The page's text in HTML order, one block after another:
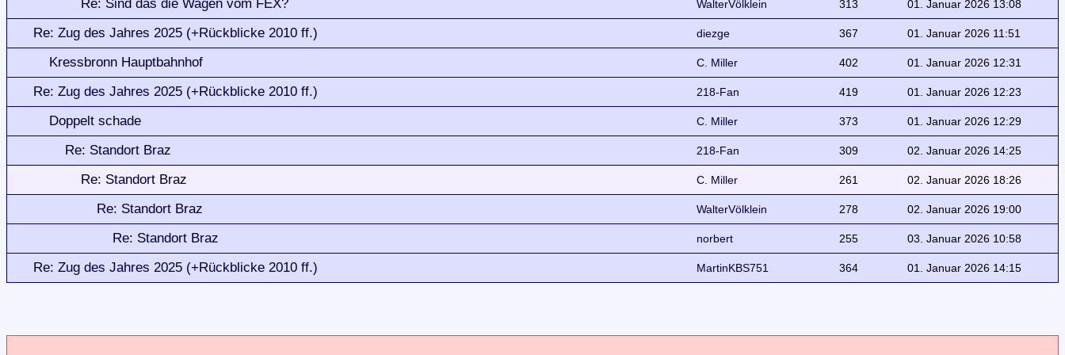
Re: Sind das die Wagen vom FEX? WalterVölklein 313 01. Januar 2026 13:08
Re: Zug des Jahres 2025 (+Rückblicke 2010 ff.) diezge 367 01. Januar 2026 11:51
Kressbronn Hauptbahnhof C. Miller 402 01. Januar 2026 12:31
Re: Zug des Jahres 2025 (+Rückblicke 2010 ff.) 218-Fan 419 01. Januar 2026 12:23
Doppelt schade C. Miller 373 01. Januar 2026 12:29
Re: Standort Braz 218-Fan 309 02. Januar 2026 14:25
Re: Standort Braz C. Miller 261 02. Januar 2026 18:26
Re: Standort Braz WalterVölklein 278 02. Januar 2026 19:00
Re: Standort Braz norbert 255 03. Januar 2026 10:58
Re: Zug des Jahres 2025 (+Rückblicke 2010 ff.) MartinKBS751 364 01. Januar 2026 14:15